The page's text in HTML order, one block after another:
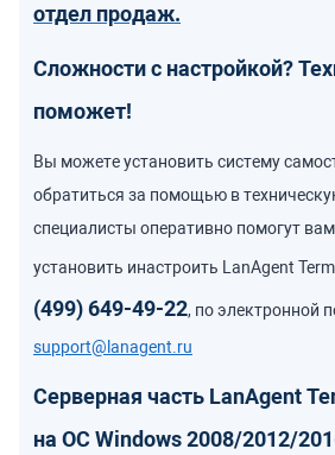
отдел продаж.
Сложности с настройкой?
поможет!
Вы можете установить систему
обратиться за помощью в
специалисты оперативно помогут
установить инастроить LanAgent
(499) 649-49-22, по электронной
support@lanagent.ru
Серверная часть LanAgent
на ОС Windows 2008/2012/